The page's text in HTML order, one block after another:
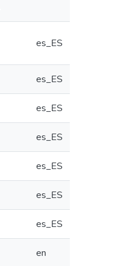
es_ES
es_ES
es_ES
es_ES
es_ES
es_ES
es_ES
en